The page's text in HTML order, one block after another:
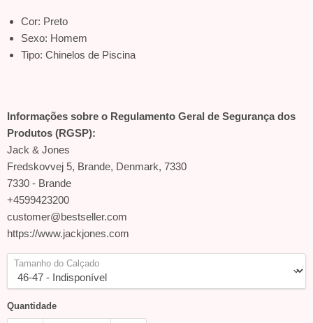
Cor: Preto
Sexo: Homem
Tipo: Chinelos de Piscina
Informações sobre o Regulamento Geral de Segurança dos
Produtos (RGSP):
Jack & Jones
Fredskovvej 5, Brande, Denmark, 7330
7330 - Brande
+4599423200
customer@bestseller.com
https://www.jackjones.com
Tamanho do Calçado
Quantidade